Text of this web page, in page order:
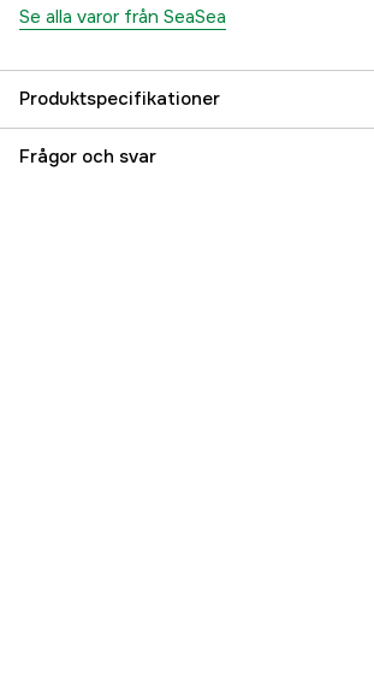
Se alla varor från SeaSea
Produktspecifikationer
Referensnummer
Frågor och svar